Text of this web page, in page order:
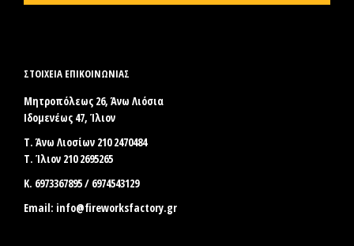
ΣΤΟΙΧΕΊΑ ΕΠΙΚΟΙΝΩΝΊΑΣ
Μητροπόλεως 26, Άνω Λιόσια
Ιδομενέως 47, Ίλιον
Τ. Άνω Λιοσίων 210 2470484
Τ. Ίλιον 210 2695265
Κ. 6973367895 / 6974543129
Email: info@fireworksfactory.gr